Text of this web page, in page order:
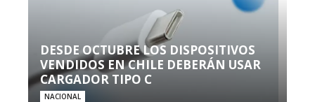
DESDE OCTUBRE LOS DISPOSITIVOS
VENDIDOS EN CHILE DEBERÁN USAR
CARGADOR TIPO C
NACIONAL